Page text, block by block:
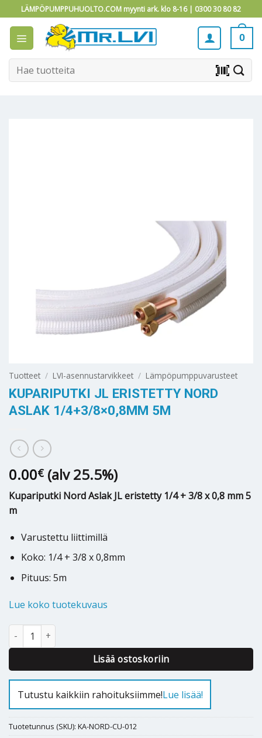
to
content
LÄMPÖPUMPPUHUOLTO.COM myynti ark. klo 8-16 | 0300 30 80 82
0
Etsi: barcode_scanner
Tuotteet / LVI-asennustarvikkeet / Lämpöpumppuvarusteet
KUPARIPUTKI JL ERISTETTY NORD
ASLAK 1/4+3/8×0,8MM 5M
0.00€ (alv 25.5%)
Kupariputki Nord Aslak JL eristetty 1/4 + 3/8 x 0,8 mm 5
m
Varustettu liittimillä
Koko: 1/4 + 3/8 x 0,8mm
Pituus: 5m
Lue koko tuotekuvaus
Kupariputki JL eristetty Nord Aslak 1/4+3/8×0,8mm 5m määrä
Lisää ostoskoriin
Alternative:
Tutustu kaikkiin rahoituksiimme!Lue lisää!
Tuotetunnus (SKU): KA-NORD-CU-012